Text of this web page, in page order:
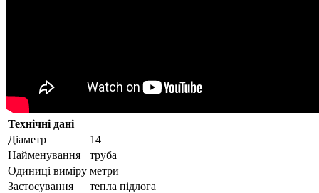
Технічні дані
Діаметр
14
Найменування
труба
Одиниці виміру метри
Застосування
тепла підлога